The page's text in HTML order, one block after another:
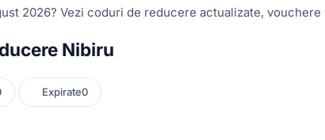
2026? Vezi coduri de reducere actualizate,
Nibiru
Expirate0